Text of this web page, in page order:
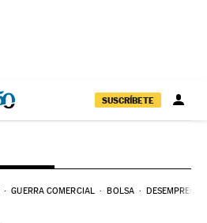
SUSCRÍBETE
GUERRA COMERCIAL BOLSA DESEMPREGO